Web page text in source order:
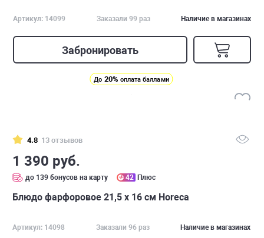
Артикул: 14099 Заказали 99 раз Наличие в магазинах
Забронировать
До 20% оплата баллами
4.8 13 отзывов
1 390 руб.
до 139 бонусов на карту 42 Плюс
Блюдо фарфоровое 21,5 х 16 см Horeca
Артикул: 14098 Заказали 96 раз Наличие в магазинах